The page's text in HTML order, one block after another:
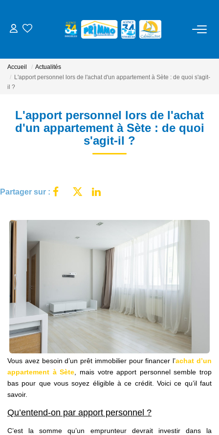
LOUER
NOS SERVICES
Location Cure / Vacances
NOS AGENCES
Qui Sommes Nous
Notre Équipe
Nos Actualités
Avis Clients
CONTACT
EN
Accueil
Actualités
L'apport personnel lors de l'achat d'un appartement à Sète : de quoi s'agit-
il ?
L'apport personnel lors de l'achat
d'un appartement à Sète : de quoi
s'agit-il ?
Partager sur :
Vous avez besoin d’un prêt immobilier pour financer l’achat d’un
appartement à Sète , mais votre apport personnel semble trop
bas pour que vous soyez éligible à ce crédit. Voici ce qu’il faut
savoir.
Qu’entend-on par apport personnel ?
C’est la somme qu’un emprunteur devrait investir dans la